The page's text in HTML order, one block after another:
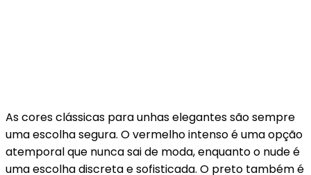
As cores clássicas para unhas elegantes são sempre
uma escolha segura. O vermelho intenso é uma opção
atemporal que nunca sai de moda, enquanto o nude é
uma escolha discreta e sofisticada. O preto também é